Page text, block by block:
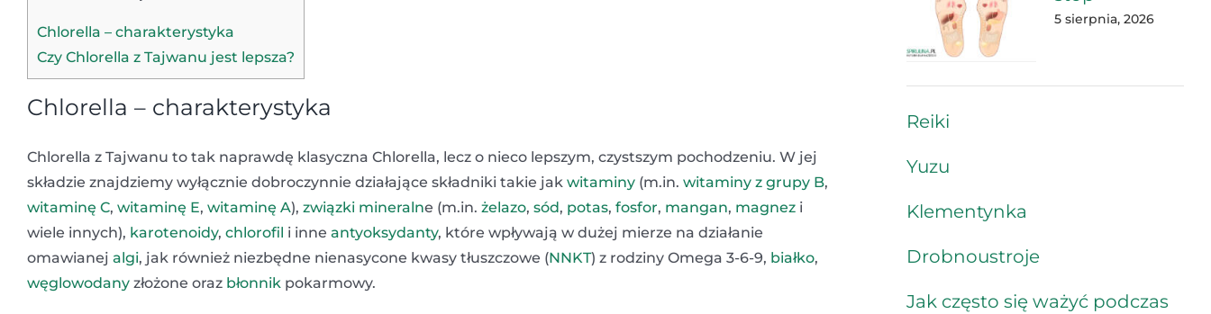
Chlorella – charakterystyka
Czy Chlorella z Tajwanu jest lepsza?
Chlorella – charakterystyka
Chlorella z Tajwanu to tak naprawdę klasyczna Chlorella, lecz o nieco lepszym, czystszym pochodzeniu. W jej
składzie znajdziemy wyłącznie dobroczynnie działające składniki takie jak witaminy (m.in. witaminy z grupy B,
witaminę C, witaminę E, witaminę A), związki mineralne (m.in. żelazo, sód, potas, fosfor, mangan, magnez i
wiele innych), karotenoidy, chlorofil i inne antyoksydanty, które wpływają w dużej mierze na działanie
omawianej algi, jak również niezbędne nienasycone kwasy tłuszczowe (NNKT) z rodziny Omega 3-6-9, białko,
węglowodany złożone oraz błonnik pokarmowy.
5 sierpnia, 2026
Reiki
Yuzu
Klementynka
Drobnoustroje
Jak często się ważyć podczas